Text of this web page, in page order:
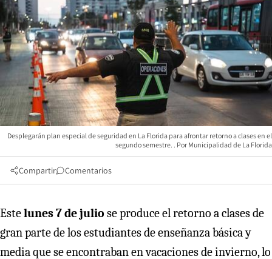
Desplegarán plan especial de seguridad en La Florida para afrontar retorno a clases en el
segundo semestre.
Municipalidad de La Florida
Compartir Comentarios
Estelunes 7 de julio se produce el retorno a clases de
gran parte de los estudiantes de enseñanza básica y
media que se encontraban en vacaciones de invierno, lo